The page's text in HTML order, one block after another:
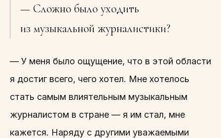
— Сложно было уходить
из музыкальной журналистики?
— У меня было ощущение, что в этой области
я достиг всего, чего хотел. Мне хотелось
стать самым влиятельным музыкальным
журналистом в стране — я им стал, мне
кажется. Наряду с другими уважаемыми